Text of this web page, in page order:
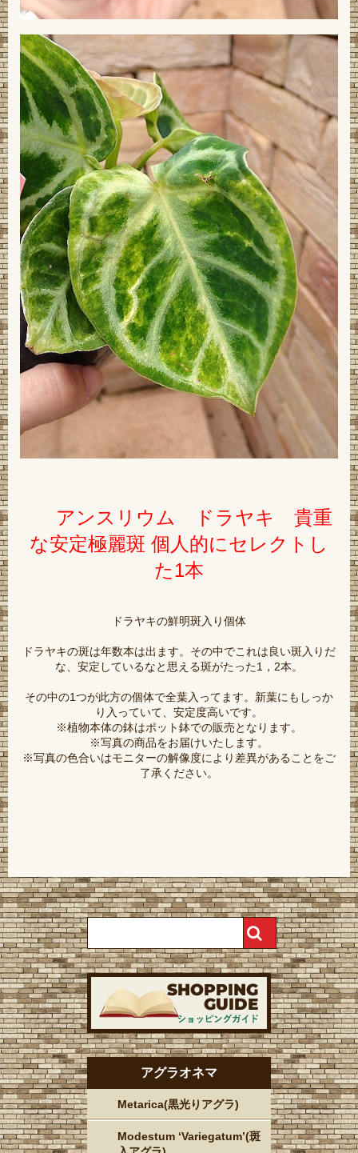
アンスリウム ドラヤキ 貴重
な安定極麗斑 個人的にセレクトし
た1本
ドラヤキの鮮明斑入り個体
ドラヤキの斑は年数本は出ます。その中でこれは良い斑入りだ
な、安定しているなと思える斑がたった1，2本。
その中の1つが此方の個体で全葉入ってます。新葉にもしっか
り入っていて、安定度高いです。
※植物本体の鉢はポット鉢での販売となります。
※写真の商品をお届けいたします。
※写真の色合いはモニターの解像度により差異があることをご
了承ください。
アグラオネマ
Metarica(黒光りアグラ)
Modestum ‘Variegatum’(斑